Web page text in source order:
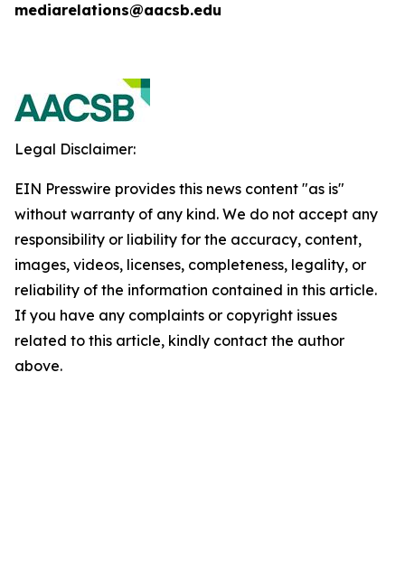
mediarelations@aacsb.edu
Legal Disclaimer:
EIN Presswire provides this news content "as is"
without warranty of any kind. We do not accept any
responsibility or liability for the accuracy, content,
images, videos, licenses, completeness, legality, or
reliability of the information contained in this article.
If you have any complaints or copyright issues
related to this article, kindly contact the author
above.